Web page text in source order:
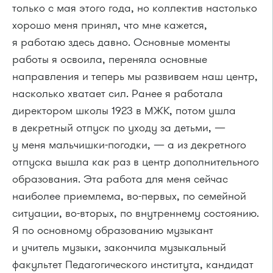
только с мая этого года, но коллектив настолько
хорошо меня принял, что мне кажется,
я работаю здесь давно. Основные моменты
работы я освоила, переняла основные
направления и теперь мы развиваем наш центр,
насколько хватает сил. Ранее я работала
директором школы 1923 в МЖК, потом ушла
в декретный отпуск по уходу за детьми, —
у меня мальчишки-погодки, — а из декретного
отпуска вышла как раз в центр дополнительного
образования. Эта работа для меня сейчас
наиболее приемлема, во-первых, по семейной
ситуации, во-вторых, по внутреннему состоянию.
Я по основному образованию музыкант
и учитель музыки, закончила музыкальный
факультет Педагогического института, кандидат